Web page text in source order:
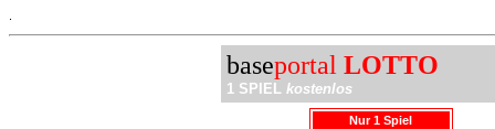
baseportal LOTTO
1 SPIEL kostenlos
Nur 1 Spiel